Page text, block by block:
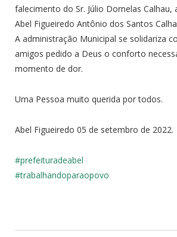
falecimento do Sr. Júlio Dornelas
Abel Figueiredo Antônio dos Santos
A administração Municipal se solidariza
amigos pedido a Deus o conforto
momento de dor.
Uma Pessoa muito querida por todos.
Abel Figueiredo 05 de setembro de 2022.
#prefeituradeabel
#trabalhandoparaopovo